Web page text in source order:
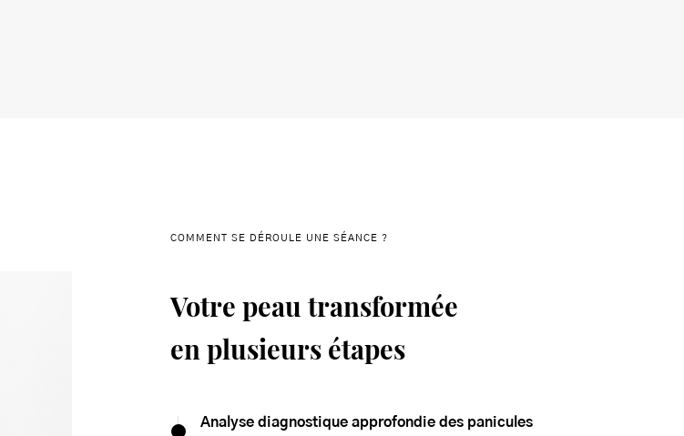
COMMENT SE DÉROULE UNE SÉANCE ?
Votre peau transformée
en plusieurs étapes
Analyse diagnostique approfondie des panicules